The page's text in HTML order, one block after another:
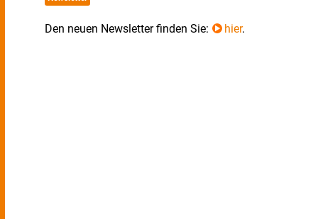
Den neuen Newsletter finden Sie: hier.